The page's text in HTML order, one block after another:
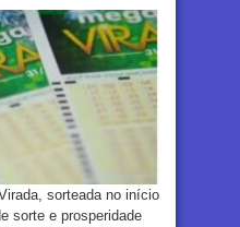
sorteada no início
sorte e prosperidade